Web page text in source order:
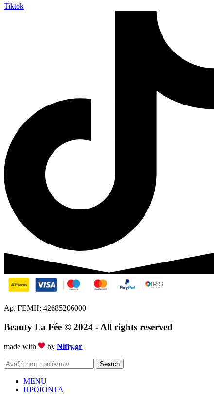
Tiktok
Αρ. ΓΕΜΗ: 42685206000
Beauty La Fée © 2024 - All rights reserved
made with by Nifty.gr
Search
MENU
ΠΡΟΪΟΝΤΑ